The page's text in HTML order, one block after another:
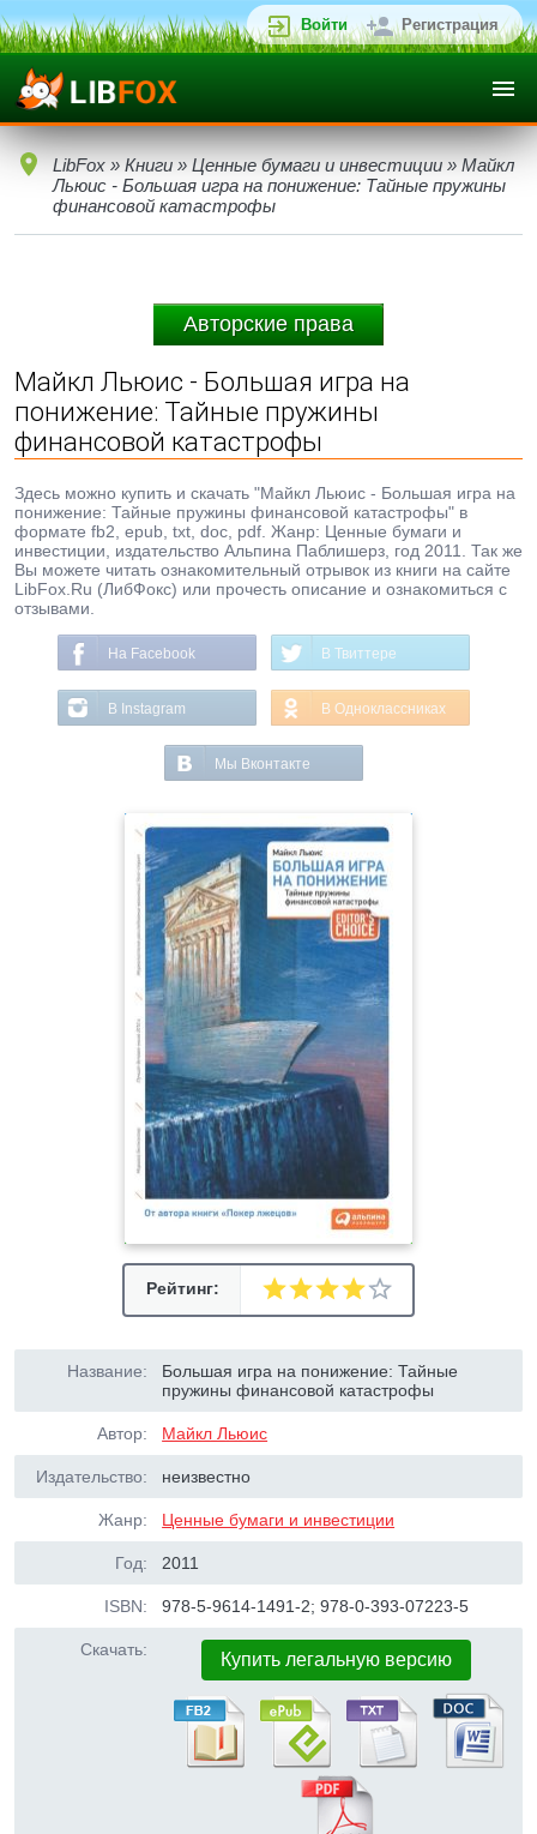
Войти Регистрация
LibFox » Книги » Ценные бумаги и инвестиции » Майкл
Льюис - Большая игра на понижение: Тайные пружины
финансовой катастрофы
Авторские права
Майкл Льюис - Большая игра на
понижение: Тайные пружины
финансовой катастрофы
Здесь можно купить и скачать "Майкл Льюис - Большая игра на
понижение: Тайные пружины финансовой катастрофы" в
формате fb2, epub, txt, doc, pdf. Жанр: Ценные бумаги и
инвестиции, издательство Альпина Паблишерз, год 2011. Так же
Вы можете читать ознакомительный отрывок из книги на сайте
LibFox.Ru (ЛибФокс) или прочесть описание и ознакомиться с
отзывами.
На Facebook В Твиттере
В Instagram В Одноклассниках
Мы Вконтакте
Рейтинг:
Название:
Большая игра на понижение: Тайные
пружины финансовой катастрофы
Автор: Майкл Льюис
Издательство: неизвестно
Жанр: Ценные бумаги и инвестиции
Год: 2011
ISBN: 978-5-9614-1491-2; 978-0-393-07223-5
Скачать: Купить легальную версию